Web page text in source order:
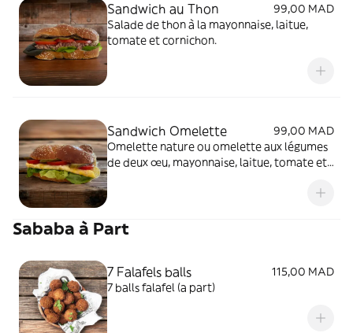
Sandwich au Thon
99,00 MAD
Salade de thon à la mayonnaise, laitue,
tomate et cornichon.
Sandwich Omelette
99,00 MAD
Omelette nature ou omelette aux légumes
de deux œu, mayonnaise, laitue, tomate et
Sababa à Part
7 Falafels balls
115,00 MAD
7 balls falafel (a part)